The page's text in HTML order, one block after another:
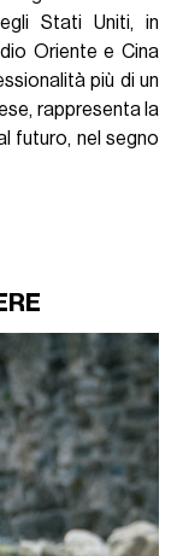
Stati Uniti, in
Oriente e Cina
più di un
rappresenta la
futuro, nel segno